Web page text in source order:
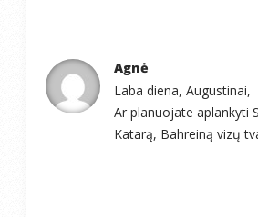
Agnė
Laba diena, Augustinai,
Ar planuojate aplankyti
Katarą, Bahreiną vizų